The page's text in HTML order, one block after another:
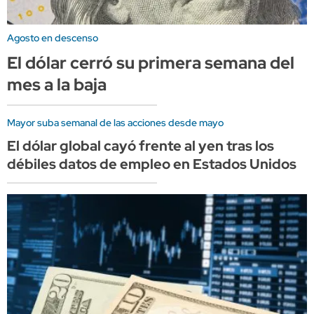
Agosto en descenso
El dólar cerró su primera semana del
mes a la baja
Mayor suba semanal de las acciones desde mayo
El dólar global cayó frente al yen tras los
débiles datos de empleo en Estados Unidos